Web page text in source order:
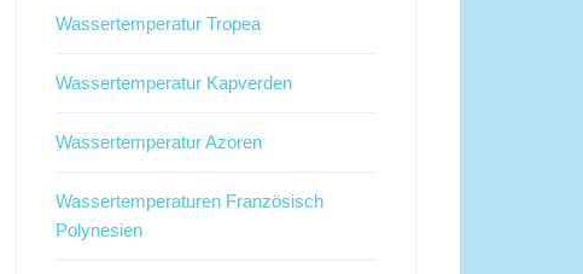
Wassertemperatur Tropea
Wassertemperatur Kapverden
Wassertemperatur Azoren
Wassertemperaturen Französisch
Polynesien